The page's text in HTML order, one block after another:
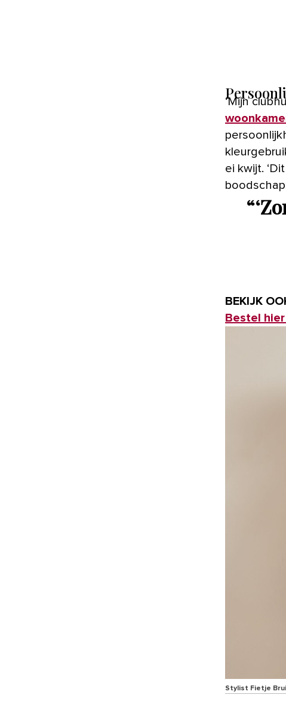
‘Mijn
ei kwijt.
“
BEKIJK
Bestel
Stylist Fietje